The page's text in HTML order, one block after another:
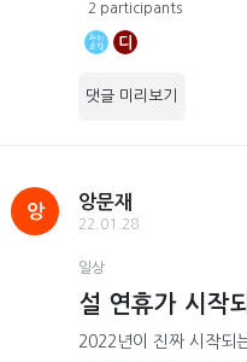
2 participants
디
댓글 미리보기
앙
앙문재
22.01.28
일상
설 연휴가 시작
2022년이 진짜 시작되